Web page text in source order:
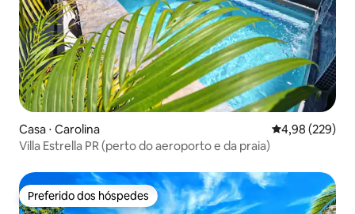
Casa ⋅ Carolina 4,98 de uma
4,98 (229)
Villa Estrella PR (perto do aeroporto e da praia)
Preferido dos hóspedes
Preferido dos hóspedes